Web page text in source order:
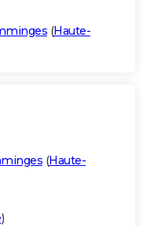
(Haute-
(Haute-
)